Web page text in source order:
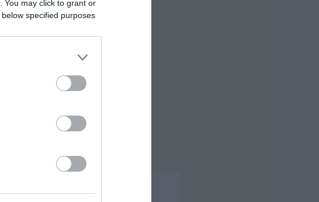
You may click to grant or
specified purposes